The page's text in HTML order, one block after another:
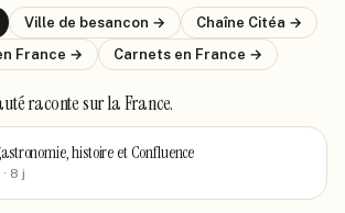
Ville de besancon → Chaîne Citéa →
France → Carnets en France →
racontesur la France.
histoire et Confluence
· 8 j